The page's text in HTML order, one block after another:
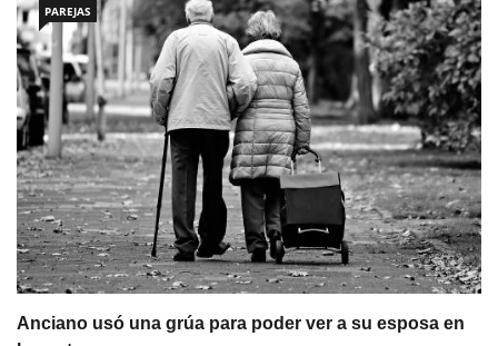
PAREJAS
Anciano usó una grúa para poder ver a su esposa en